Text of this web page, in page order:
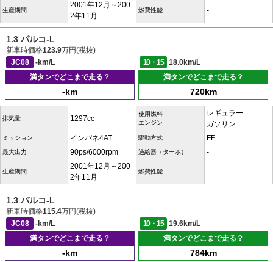
生産期間
2001年12月～200
2年11月
燃費性能 -
1.3 パルコ-L
新車時価格123.9万円(税抜)
JC08
-km/L 10・15
18.0km/L
満タンでどこまで走る？
-km
満タンでどこまで走る？
720km
排気量 1297cc
使用燃料
エンジン
レギュラー
ガソリン
ミッション インパネ4AT 駆動方式 FF
最大出力 90ps/6000rpm 過給器（ターボ） -
生産期間
2001年12月～200
2年11月
燃費性能 -
1.3 パルコ-L
新車時価格115.4万円(税抜)
JC08
-km/L 10・15
19.6km/L
満タンでどこまで走る？
-km
満タンでどこまで走る？
784km